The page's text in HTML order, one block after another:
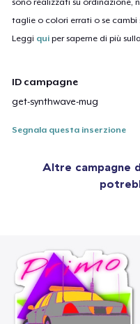
sono realizzati su ordinazione,
taglie o colori errati o se cambi
Leggi qui per saperne di più
ID campagne
get-synthwave-mug
Segnala questa inserzione
Altre campagne